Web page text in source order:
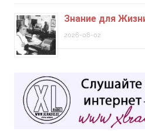
Знание для
2026-08-02